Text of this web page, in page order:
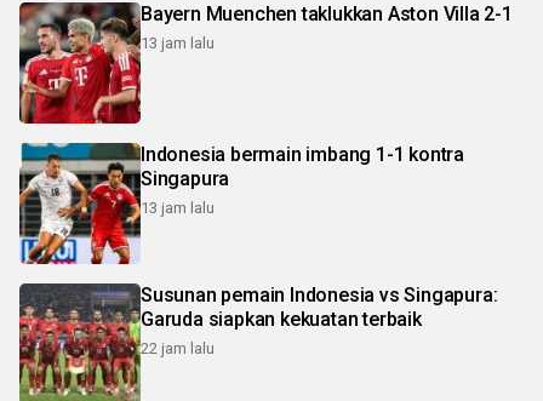
Bayern Muenchen taklukkan Aston Villa 2-1
13 jam lalu
Indonesia bermain imbang 1-1 kontra
Singapura
13 jam lalu
Susunan pemain Indonesia vs Singapura:
Garuda siapkan kekuatan terbaik
22 jam lalu